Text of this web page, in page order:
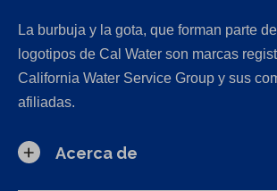
La burbuja y la gota, que forman parte
logotipos de Cal Water son marcas
California Water Service Group y sus
afiliadas.
Acerca de